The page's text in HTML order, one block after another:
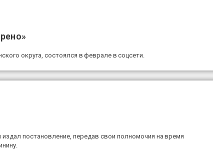
округа, состоялся в феврале в соцсети.
постановление, передав свои полномочия на время